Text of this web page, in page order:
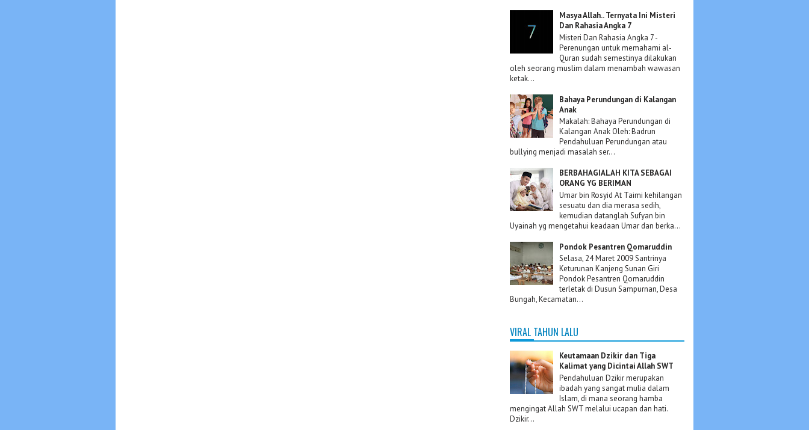
Masya Allah.. Ternyata Ini Misteri
Dan Rahasia Angka 7
Misteri Dan Rahasia Angka 7 -
Perenungan untuk memahami al-
Quran sudah semestinya dilakukan
oleh seorang muslim dalam menambah wawasan
ketak...
Bahaya Perundungan di Kalangan
Anak
Makalah: Bahaya Perundungan di
Kalangan Anak Oleh: Badrun
Pendahuluan Perundungan atau
bullying menjadi masalah ser...
BERBAHAGIALAH KITA SEBAGAI
ORANG YG BERIMAN
Umar bin Rosyid At Taimi kehilangan
sesuatu dan dia merasa sedih,
kemudian datanglah Sufyan bin
Uyainah yg mengetahui keadaan Umar dan berka...
Pondok Pesantren Qomaruddin
Selasa, 24 Maret 2009 Santrinya
Keturunan Kanjeng Sunan Giri
Pondok Pesantren Qomaruddin
terletak di Dusun Sampurnan, Desa
Bungah, Kecamatan...
VIRAL TAHUN LALU
Keutamaan Dzikir dan Tiga
Kalimat yang Dicintai Allah SWT
Pendahuluan Dzikir merupakan
ibadah yang sangat mulia dalam
Islam, di mana seorang hamba
mengingat Allah SWT melalui ucapan dan hati.
Dzikir...